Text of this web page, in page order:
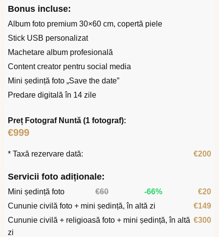
Bonus incluse:
Album foto premium 30×60 cm, copertă piele
Stick USB personalizat
Machetare album profesională
Content creator pentru social media
Mini ședință foto „Save the date”
Predare digitală în 14 zile
Preț Fotograf Nuntă (1 fotograf):
€999
* Taxă rezervare dată: €200
Servicii foto adiționale:
Mini ședință foto €60 -66%
€20
Cununie civilă foto + mini ședință, în altă zi
€149
Cununie civilă + religioasă foto + mini ședință, în altă
zi
€300